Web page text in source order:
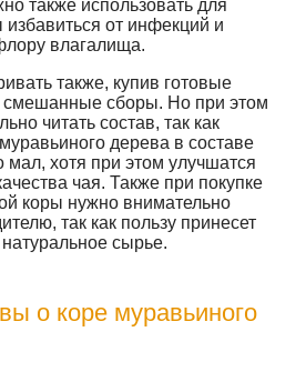
также использовать для
от инфекций и
влагалища.
также, купив готовые
смешанные сборы. Но при этом
читать состав, так как
дерева в составе
хотя при этом улучшатся
чая. Также при покупке
коры нужно внимательно
так как пользу принесет
сырье.
о коре муравьиного